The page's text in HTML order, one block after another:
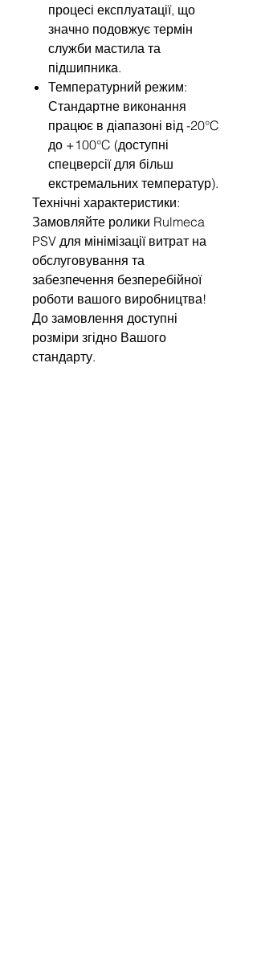
процесі експлуатації, що
значно подовжує термін
служби мастила та
підшипника.
Температурний режим:
Стандартне виконання
працює в діапазоні від -20°C
до +100°C (доступні
спецверсії для більш
екстремальних температур).
Технічні характеристики:
Замовляйте ролики Rulmeca
PSV для мінімізації витрат на
обслуговування та
забезпечення безперебійної
роботи вашого виробництва!
До замовлення доступні
розміри згідно Вашого
стандарту.